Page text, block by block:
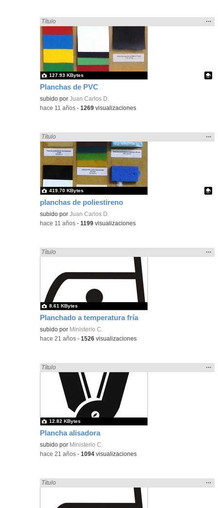
Planchas de PVC
Encontrado «plancha» en:
Título
la
…
Contenido educativo.
subido porJuan Carlos D.
127.93 KBytes
-hace 11 años -1269 visualizaciones
planchas de poliestireno
Encontrado «plancha» en:
Título
la
…
Contenido educativo.
subido porJuan Carlos D.
419.70 KBytes
-hace 11 años -1199 visualizaciones
Planchado a temperatura fría
Encontrado «plancha» en:
Título
la
…
subido por Ministerio C.
8.61 KBytes
-hace 21 años -1526 visualizaciones
Plancha alisadora
Encontrado «plancha» en:
Título
la
…
subido por Ministerio C.
12.82 KBytes
-hace 21 años -1094 visualizaciones
Encontrado «plancha» en:
Título
la
…